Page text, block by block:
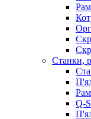
Станки,
Q-